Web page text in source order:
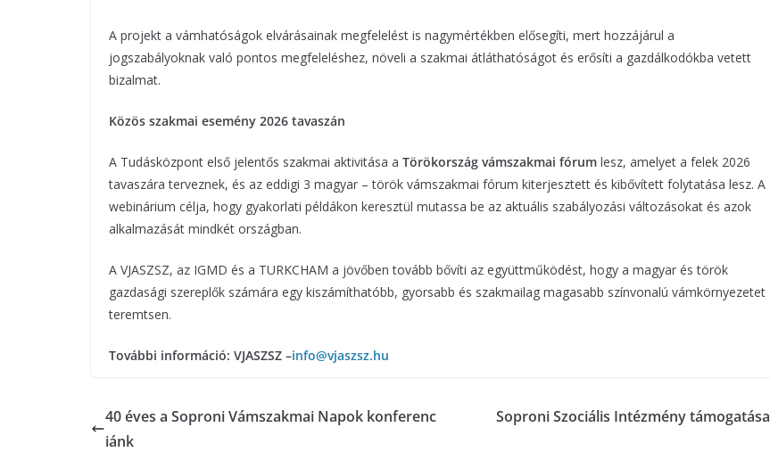
A projekt a vámhatóságok elvárásainak megfelelést is nagymértékben elősegíti, mert hozzájárul a
jogszabályoknak való pontos megfeleléshez, növeli a szakmai átláthatóságot és erősíti a gazdálkodókba vetett
bizalmat.
Közös szakmai esemény 2026 tavaszán
A Tudásközpont első jelentős szakmai aktivitása a Törökország vámszakmai fórum lesz, amelyet a felek 2026
tavaszára terveznek, és az eddigi 3 magyar – török vámszakmai fórum kiterjesztett és kibővített folytatása lesz. A
webinárium célja, hogy gyakorlati példákon keresztül mutassa be az aktuális szabályozási változásokat és azok
alkalmazását mindkét országban.
A VJASZSZ, az IGMD és a TURKCHAM a jövőben tovább bővíti az együttműködést, hogy a magyar és török
gazdasági szereplők számára egy kiszámíthatóbb, gyorsabb és szakmailag magasabb színvonalú vámkörnyezetet
teremtsen.
További információ: VJASZSZ –info@vjaszsz.hu
40 éves a Soproni Vámszakmai Napok konferenc
iánk
Soproni Szociális Intézmény támogatása